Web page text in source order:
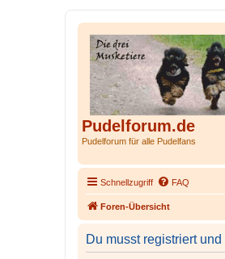
Pudelforum.de
Pudelforum für alle Pudelfans
Schnellzugriff FAQ
Foren-Übersicht
Du musst registriert